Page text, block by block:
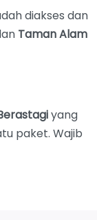
diakses dan
Taman Alam
yang
paket. Wajib